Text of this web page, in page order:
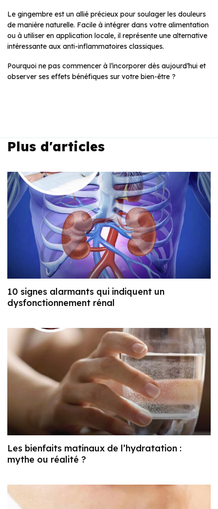
Le gingembre est un allié précieux pour soulager les douleurs
de manière naturelle. Facile à intégrer dans votre alimentation
ou à utiliser en application locale, il représente une alternative
intéressante aux anti-inflammatoires classiques.
Pourquoi ne pas commencer à l’incorporer dès aujourd’hui et
observer ses effets bénéfiques sur votre bien-être ?
Plus d'articles
10 signes alarmants qui indiquent un
dysfonctionnement rénal
Les bienfaits matinaux de l’hydratation :
mythe ou réalité ?